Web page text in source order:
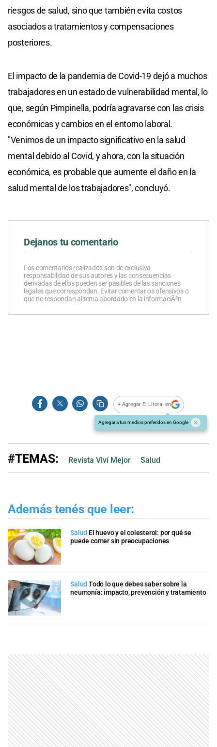
riesgos de salud, sino que también evita costos
asociados a tratamientos y compensaciones
posteriores.
El impacto de la pandemia de Covid-19 dejó a muchos
trabajadores en un estado de vulnerabilidad mental, lo
que, según Pimpinella, podría agravarse con las crisis
económicas y cambios en el entorno laboral.
"Venimos de un impacto significativo en la salud
mental debido al Covid, y ahora, con la situación
económica, es probable que aumente el daño en la
salud mental de los trabajadores", concluyó.
Dejanos tu comentario
Los comentarios realizados son de exclusiva
responsabilidad de sus autores y las consecuencias
derivadas de ellos pueden ser pasibles de las sanciones
legales que correspondan. Evitar comentarios ofensivos o
que no respondan al tema abordado en la informaciÃ³n.
+ Agregar El Litoral en
Agregar a tus medios preferidos en Google
#TEMAS: Revista Viví Mejor Salud
Además tenés que leer:
Salud El huevo y el colesterol: por qué se
puede comer sin preocupaciones
Salud Todo lo que debes saber sobre la
neumonía: impacto, prevención y tratamiento